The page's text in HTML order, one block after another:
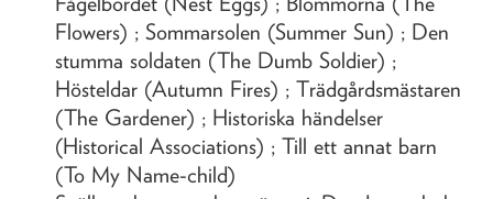
Flowers) ; Sommarsolen (Summer Sun) ; Den
stumma soldaten (The Dumb Soldier) ;
Hösteldar (Autumn Fires) ; Trädgårdsmästaren
(The Gardener) ; Historiska händelser
(Historical Associations) ; Till ett annat barn
(To My Name-child)